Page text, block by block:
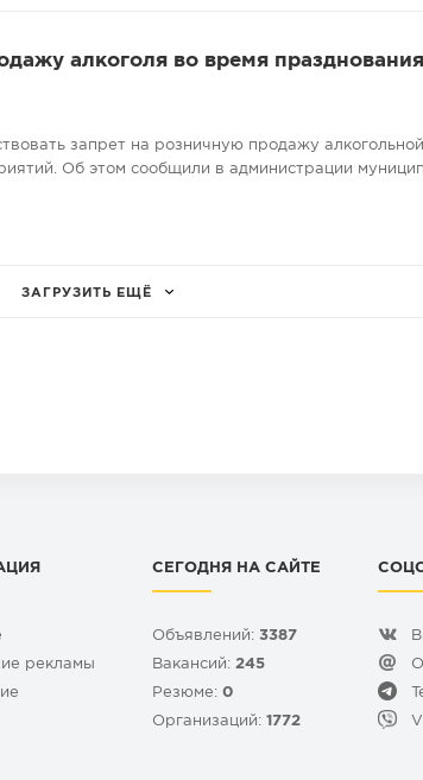
алкоголя во время
запрет на розничную продажу
Об этом сообщили в администрации
ЗАГРУЗИТЬ ЕЩЁ
рекламы
СЕГОДНЯ НА САЙТЕ
Объявлений: 3387
Вакансий: 245
Резюме: 0
Организаций: 1772